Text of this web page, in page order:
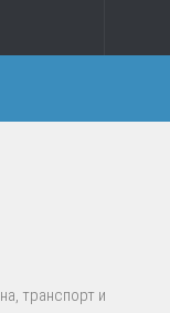
транспорт и